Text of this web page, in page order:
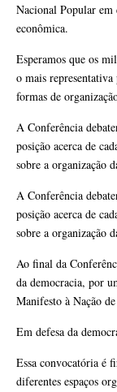
Nacional Popular em
econômica.
Esperamos que os
o mais
formas de
A Conferência
posição acerca de
sobre a organização
A Conferência
posição acerca de
sobre a organização
Ao final da
da democracia, por
Manifesto à Nação
Em defesa da
Essa convocatória é
diferentes espaços